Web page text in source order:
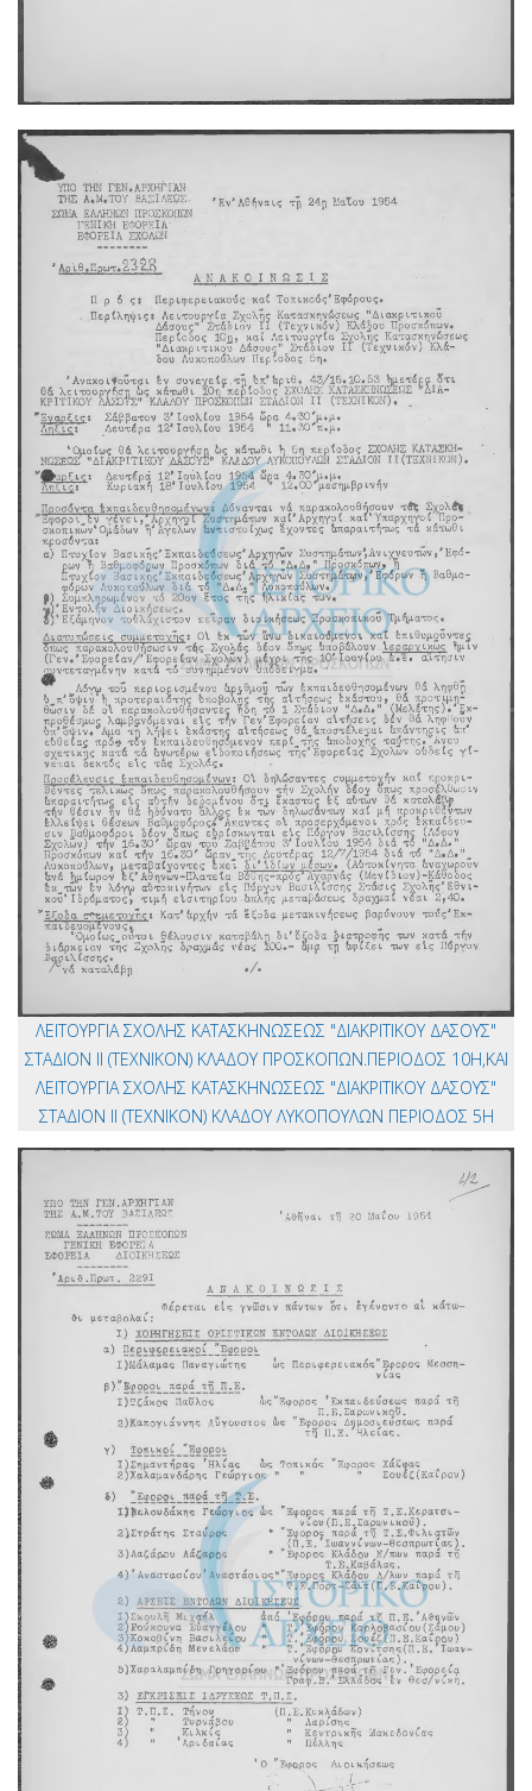
ΛΕΙΤΟΥΡΓΙΑ ΣΧΟΛΗΣ ΚΑΤΑΣΚΗΝΩΣΕΩΣ "ΔΙΑΚΡΙΤΙΚΟΥ ΔΑΣΟΥΣ"
ΣΤΑΔΙΟΝ ΙΙ (ΤΕΧΝΙΚΟΝ) ΚΛΑΔΟΥ ΠΡΟΣΚΟΠΩΝ.ΠΕΡΙΟΔΟΣ 10Η,ΚΑΙ
ΛΕΙΤΟΥΡΓΙΑ ΣΧΟΛΗΣ ΚΑΤΑΣΚΗΝΩΣΕΩΣ "ΔΙΑΚΡΙΤΙΚΟΥ ΔΑΣΟΥΣ"
ΣΤΑΔΙΟΝ ΙΙ (ΤΕΧΝΙΚΟΝ) ΚΛΑΔΟΥ ΛΥΚΟΠΟΥΛΩΝ ΠΕΡΙΟΔΟΣ 5Η